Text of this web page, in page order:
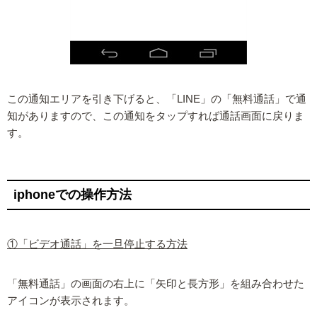
この通知エリアを引き下げると、「LINE」の「無料通話」で通
知がありますので、この通知をタップすれば通話画面に戻りま
す。
iphoneでの操作方法
①「ビデオ通話」を一旦停止する方法
「無料通話」の画面の右上に「矢印と長方形」を組み合わせた
アイコンが表示されます。